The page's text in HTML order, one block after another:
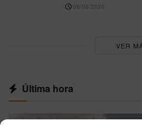
06/08/2026
VER
Última hora